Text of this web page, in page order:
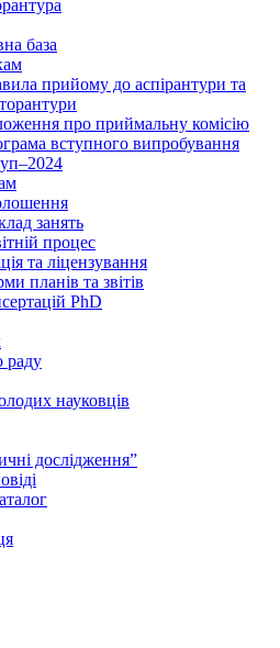
база
прийому до аспірантури та
про приймальну комісію
вступного випробування
занять
процес
та ліцензування
планів та звітів
PhD
раду
науковців
дослідження”